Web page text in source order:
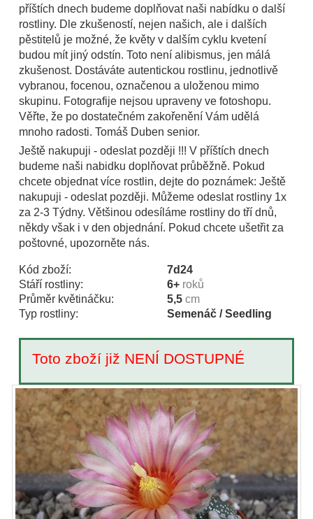
příštích dnech budeme doplňovat naši nabídku o další
rostliny. Dle zkušeností, nejen našich, ale i dalších
pěstitelů je možné, že květy v dalším cyklu kvetení
budou mít jiný odstín. Toto není alibismus, jen málá
zkušenost. Dostáváte autentickou rostlinu, jednotlivě
vybranou, focenou, označenou a uloženou mimo
skupinu. Fotografije nejsou upraveny ve fotoshopu.
Věřte, že po dostatečném zakořenění Vám udělá
mnoho radosti. Tomáš Duben senior.
Ještě nakupuji - odeslat později !!! V příštích dnech
budeme naši nabidku doplňovat průběžně. Pokud
chcete objednat více rostlin, dejte do poznámek: Ještě
nakupuji - odeslat později. Můžeme odeslat rostliny 1x
za 2-3 Týdny. Většinou odesíláme rostliny do tří dnů,
někdy však i v den objednání. Pokud chcete ušetřit za
poštovné, upozorněte nás.
Kód zboží:
7d24
Stáří rostliny:
6+ roků
Průměr květináčku:
5,5 cm
Typ rostliny:
Semenáč / Seedling
Toto zboží již NENÍ DOSTUPNÉ